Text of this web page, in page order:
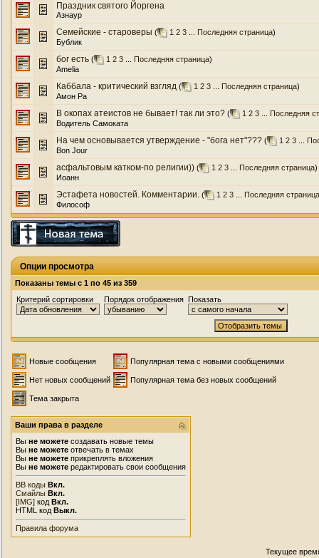
Праздник святого Йоргена
Азнаур
Семейские - староверы ( 1 2 3 Последняя страница)
Бублик
бог есть ( 1 2 3 Последняя страница)
Amelia
Каббала - критический взгляд ( 1 2 3 Последняя страница)
Амон Ра
В окопах атеистов не бывает! так ли это? ( 1 2 3
Последняя
Водитель Самоката
На чем основывается утверждение - "бога нет"??? ( 1 2 3
Bon Jour
асфальтовым катком-по религии)) ( 1 2 3 Последняя страница)
Иоанн
Эстафета новостей. Комментарии. ( 1 2 3
Последняя страница
Философ
Опции просмотра
Показаны темы с 1 по 45 из 359
Критерий сортировки
Порядок отображения Показать
Новые сообщения Популярная тема с новыми сообщениями
Нет новых сообщений Популярная тема без новых сообщений
Тема закрыта
Ваши права в разделе
Вы не можете создавать новые темы
Вы не можете отвечать в темах
Вы не можете прикреплять вложения
Вы не можете редактировать свои сообщения
BB коды Вкл.
Смайлы Вкл.
[IMG] код Вкл.
HTML код Выкл.
Правила форума
Текущее